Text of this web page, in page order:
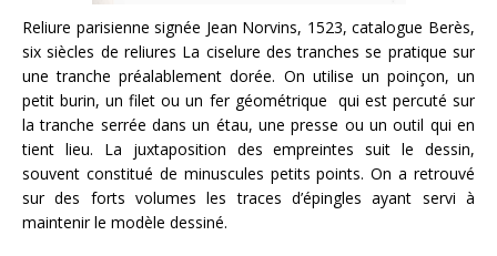
Reliure parisienne signée Jean Norvins, 1523, catalogue Berès,
six siècles de reliures La ciselure des tranches se pratique sur
une tranche préalablement dorée. On utilise un poinçon, un
petit burin, un filet ou un fer géométrique qui est percuté sur
la tranche serrée dans un étau, une presse ou un outil qui en
tient lieu. La juxtaposition des empreintes suit le dessin,
souvent constitué de minuscules petits points. On a retrouvé
sur des forts volumes les traces d’épingles ayant servi à
maintenir le modèle dessiné.